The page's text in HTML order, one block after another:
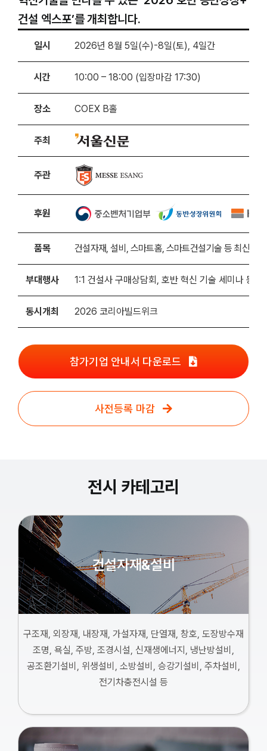
건설 엑스포’를 개최합니다.
일시 2026년 8월 5일(수)-8일(토), 4일간
시간 10:00 – 18:00 (입장마감 17:30)
장소 COEX B홀
주최
주관
후원
품목 건설자재, 설비, 스마트홈, 스마트건설기술 등 최신 기
부대행사 1:1 건설사 구매상담회, 호반 혁신 기술 세미나 등
동시개최 2026 코리아빌드위크
참가기업 안내서 다운로드
사전등록 마감
전시 카테고리
건설자재&설비
구조재, 외장재, 내장재, 가설자재, 단열재, 창호, 도장방수재
조명, 욕실, 주방, 조경시설, 신재생에너지, 냉난방설비,
공조환기설비, 위생설비, 소방설비, 승강기설비, 주차설비,
전기차충전시설 등